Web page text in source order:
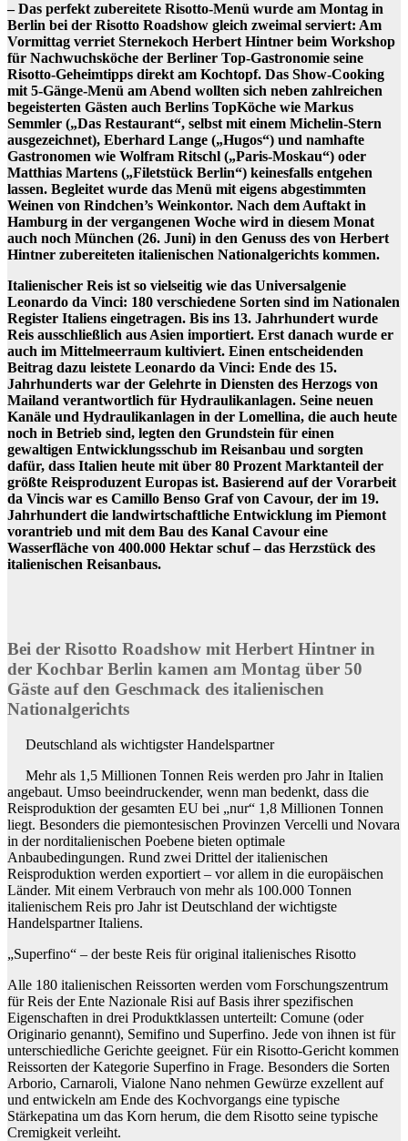
– Das perfekt zubereitete Risotto-Menü wurde am Montag in
Berlin bei der Risotto Roadshow gleich zweimal serviert: Am
Vormittag verriet Sternekoch Herbert Hintner beim Workshop
für Nachwuchsköche der Berliner Top-Gastronomie seine
Risotto-Geheimtipps direkt am Kochtopf. Das Show-Cooking
mit 5-Gänge-Menü am Abend wollten sich neben zahlreichen
begeisterten Gästen auch Berlins TopKöche wie Markus
Semmler („Das Restaurant“, selbst mit einem Michelin-Stern
ausgezeichnet), Eberhard Lange („Hugos“) und namhafte
Gastronomen wie Wolfram Ritschl („Paris-Moskau“) oder
Matthias Martens („Filetstück Berlin“) keinesfalls entgehen
lassen. Begleitet wurde das Menü mit eigens abgestimmten
Weinen von Rindchen’s Weinkontor. Nach dem Auftakt in
Hamburg in der vergangenen Woche wird in diesem Monat
auch noch München (26. Juni) in den Genuss des von Herbert
Hintner zubereiteten italienischen Nationalgerichts kommen.
Italienischer Reis ist so vielseitig wie das Universalgenie
Leonardo da Vinci: 180 verschiedene Sorten sind im Nationalen
Register Italiens eingetragen. Bis ins 13. Jahrhundert wurde
Reis ausschließlich aus Asien importiert. Erst danach wurde er
auch im Mittelmeerraum kultiviert. Einen entscheidenden
Beitrag dazu leistete Leonardo da Vinci: Ende des 15.
Jahrhunderts war der Gelehrte in Diensten des Herzogs von
Mailand verantwortlich für Hydraulikanlagen. Seine neuen
Kanäle und Hydraulikanlagen in der Lomellina, die auch heute
noch in Betrieb sind, legten den Grundstein für einen
gewaltigen Entwicklungsschub im Reisanbau und sorgten
dafür, dass Italien heute mit über 80 Prozent Marktanteil der
größte Reisproduzent Europas ist. Basierend auf der Vorarbeit
da Vincis war es Camillo Benso Graf von Cavour, der im 19.
Jahrhundert die landwirtschaftliche Entwicklung im Piemont
vorantrieb und mit dem Bau des Kanal Cavour eine
Wasserfläche von 400.000 Hektar schuf – das Herzstück des
italienischen Reisanbaus.
Bei der Risotto Roadshow mit Herbert Hintner in
der Kochbar Berlin kamen am Montag über 50
Gäste auf den Geschmack des italienischen
Nationalgerichts
Deutschland als wichtigster Handelspartner
Mehr als 1,5 Millionen Tonnen Reis werden pro Jahr in Italien
angebaut. Umso beeindruckender, wenn man bedenkt, dass die
Reisproduktion der gesamten EU bei „nur“ 1,8 Millionen Tonnen
liegt. Besonders die piemontesischen Provinzen Vercelli und Novara
in der norditalienischen Poebene bieten optimale
Anbaubedingungen. Rund zwei Drittel der italienischen
Reisproduktion werden exportiert – vor allem in die europäischen
Länder. Mit einem Verbrauch von mehr als 100.000 Tonnen
italienischem Reis pro Jahr ist Deutschland der wichtigste
Handelspartner Italiens.
„Superfino“ – der beste Reis für original italienisches Risotto
Alle 180 italienischen Reissorten werden vom Forschungszentrum
für Reis der Ente Nazionale Risi auf Basis ihrer spezifischen
Eigenschaften in drei Produktklassen unterteilt: Comune (oder
Originario genannt), Semifino und Superfino. Jede von ihnen ist für
unterschiedliche Gerichte geeignet. Für ein Risotto-Gericht kommen
Reissorten der Kategorie Superfino in Frage. Besonders die Sorten
Arborio, Carnaroli, Vialone Nano nehmen Gewürze exzellent auf
und entwickeln am Ende des Kochvorgangs eine typische
Stärkepatina um das Korn herum, die dem Risotto seine typische
Cremigkeit verleiht.